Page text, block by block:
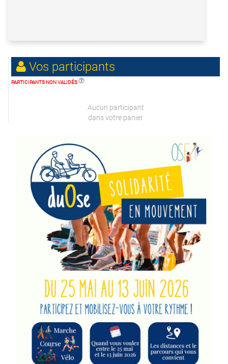
Vos participants
PARTICIPANTS NON VALIDÉS
Aucun participant
dans votre panier